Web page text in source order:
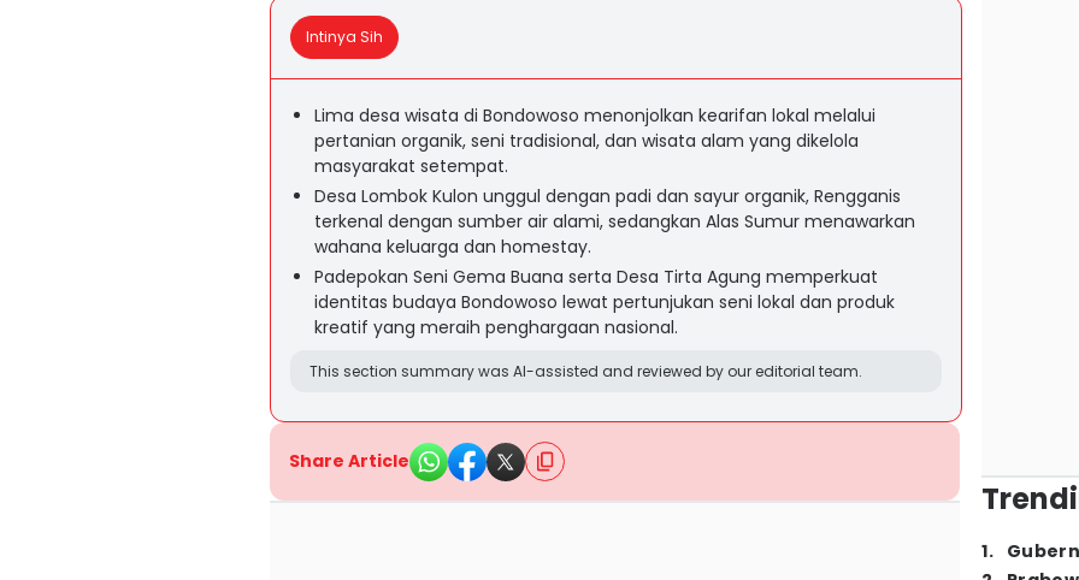
Intinya Sih
Lima desa wisata di Bondowoso menonjolkan kearifan lokal melalui
pertanian organik, seni tradisional, dan wisata alam yang dikelola
masyarakat setempat.
Desa Lombok Kulon unggul dengan padi dan sayur organik, Rengganis
terkenal dengan sumber air alami, sedangkan Alas Sumur menawarkan
wahana keluarga dan homestay.
Padepokan Seni Gema Buana serta Desa Tirta Agung memperkuat
identitas budaya Bondowoso lewat pertunjukan seni lokal dan produk
kreatif yang meraih penghargaan nasional.
This section summary was AI-assisted and reviewed by our editorial team.
Share Article
1.